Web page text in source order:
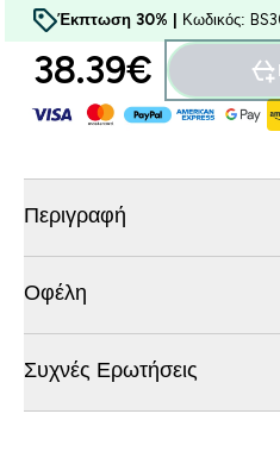
Έκπτωση 30% | Κωδικός:
38.39€‎
Περιγραφή
Οφέλη
Συχνές Ερωτήσεις